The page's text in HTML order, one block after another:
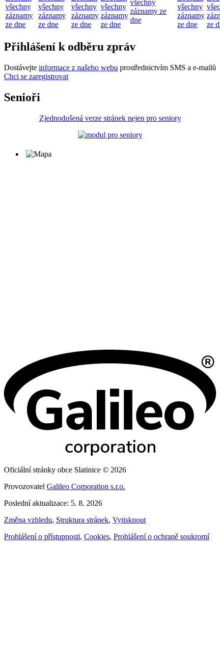
všechny
záznamy
ze dne
všechny
záznamy
ze dne
všechny
záznamy
ze dne
všechny
záznamy
ze dne
všechny
záznamy ze
dne
všechny
záznamy
ze dne
ze
Přihlášení k odběru zpráv
Dostávejte informace z našeho webu prostřednictvím SMS a e-mailů
Chci se zaregistrovat
Senioři
Zjednodušená verze stránek nejen pro seniory
Oficiální stránky obce Slatinice © 2026
Provozovatel Galileo Corporation s.r.o.
Poslední aktualizace: 5. 8. 2026
Změna vzhledu, Struktura stránek, Vytisknout
Prohlášení o přístupnosti, Cookies, Prohlášení o ochraně soukromí